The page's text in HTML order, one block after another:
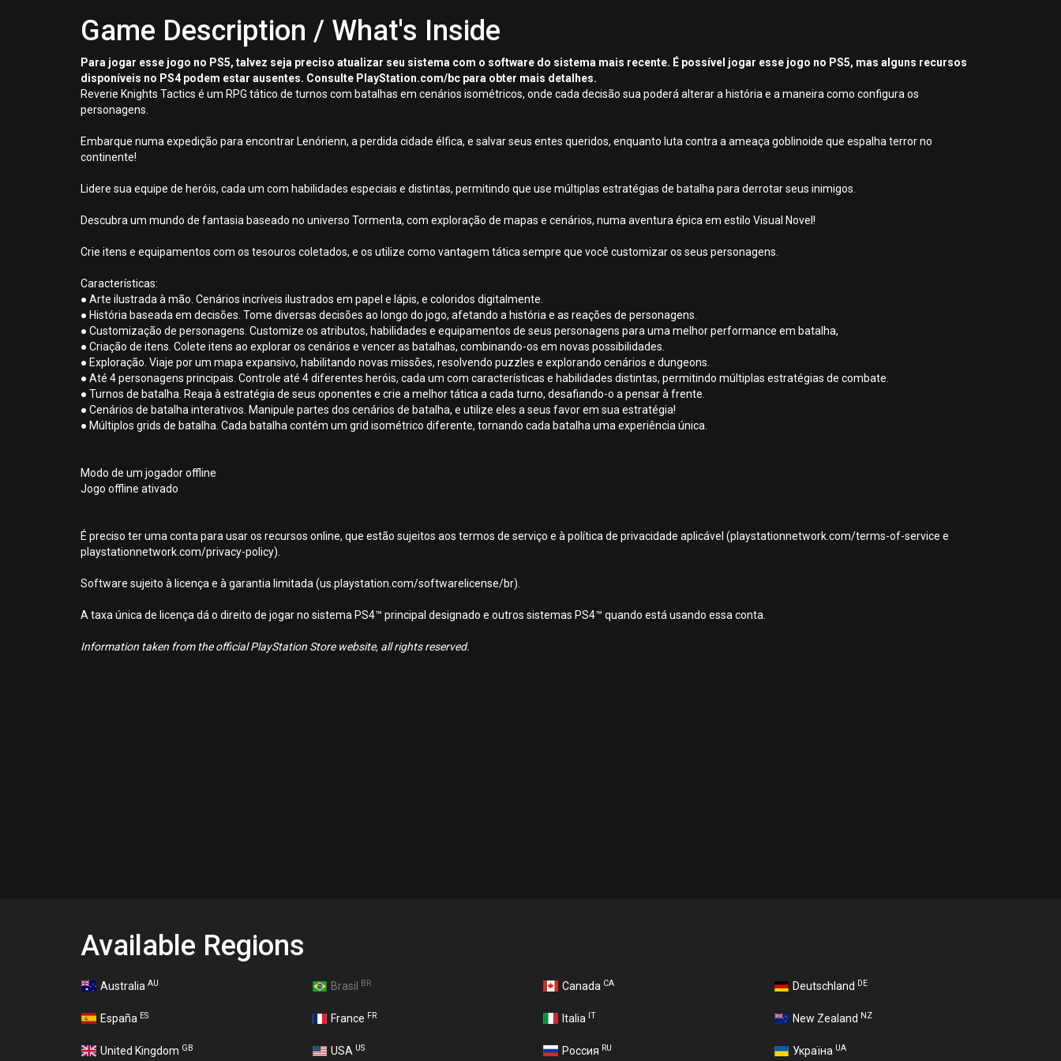
Game Description / What's Inside
Para jogar esse jogo no PS5, talvez seja preciso atualizar seu sistema com o software do sistema mais recente. É possível jogar esse jogo no PS5, mas alguns recursos
disponíveis no PS4 podem estar ausentes. Consulte PlayStation.com/bc para obter mais detalhes.
Reverie Knights Tactics é um RPG tático de turnos com batalhas em cenários isométricos, onde cada decisão sua poderá alterar a história e a maneira como configura os
personagens.
Embarque numa expedição para encontrar Lenórienn, a perdida cidade élfica, e salvar seus entes queridos, enquanto luta contra a ameaça goblinoide que espalha terror no
continente!
Lidere sua equipe de heróis, cada um com habilidades especiais e distintas, permitindo que use múltiplas estratégias de batalha para derrotar seus inimigos.
Descubra um mundo de fantasia baseado no universo Tormenta, com exploração de mapas e cenários, numa aventura épica em estilo Visual Novel!
Crie itens e equipamentos com os tesouros coletados, e os utilize como vantagem tática sempre que você customizar os seus personagens.
Características:
● Arte ilustrada à mão. Cenários incríveis ilustrados em papel e lápis, e coloridos digitalmente.
● História baseada em decisões. Tome diversas decisões ao longo do jogo, afetando a história e as reações de personagens.
● Customização de personagens. Customize os atributos, habilidades e equipamentos de seus personagens para uma melhor performance em batalha,
● Criação de itens. Colete itens ao explorar os cenários e vencer as batalhas, combinando-os em novas possibilidades.
● Exploração. Viaje por um mapa expansivo, habilitando novas missões, resolvendo puzzles e explorando cenários e dungeons.
● Até 4 personagens principais. Controle até 4 diferentes heróis, cada um com características e habilidades distintas, permitindo múltiplas estratégias de combate.
● Turnos de batalha. Reaja à estratégia de seus oponentes e crie a melhor tática a cada turno, desafiando-o a pensar à frente.
● Cenários de batalha interativos. Manipule partes dos cenários de batalha, e utilize eles a seus favor em sua estratégia!
● Múltiplos grids de batalha. Cada batalha contém um grid isométrico diferente, tornando cada batalha uma experiência única.
Modo de um jogador offline
Jogo offline ativado
É preciso ter uma conta para usar os recursos online, que estão sujeitos aos termos de serviço e à política de privacidade aplicável (playstationnetwork.com/terms-of-service e
playstationnetwork.com/privacy-policy).
Software sujeito à licença e à garantia limitada (us.playstation.com/softwarelicense/br).
A taxa única de licença dá o direito de jogar no sistema PS4™ principal designado e outros sistemas PS4™ quando está usando essa conta.
Information taken from the official PlayStation Store website, all rights reserved.
Available Regions
Australia AU Brasil BR Canada CA Deutschland DE
España ES France FR Italia IT New Zealand NZ
United Kingdom GB USA US Россия RU Україна UA